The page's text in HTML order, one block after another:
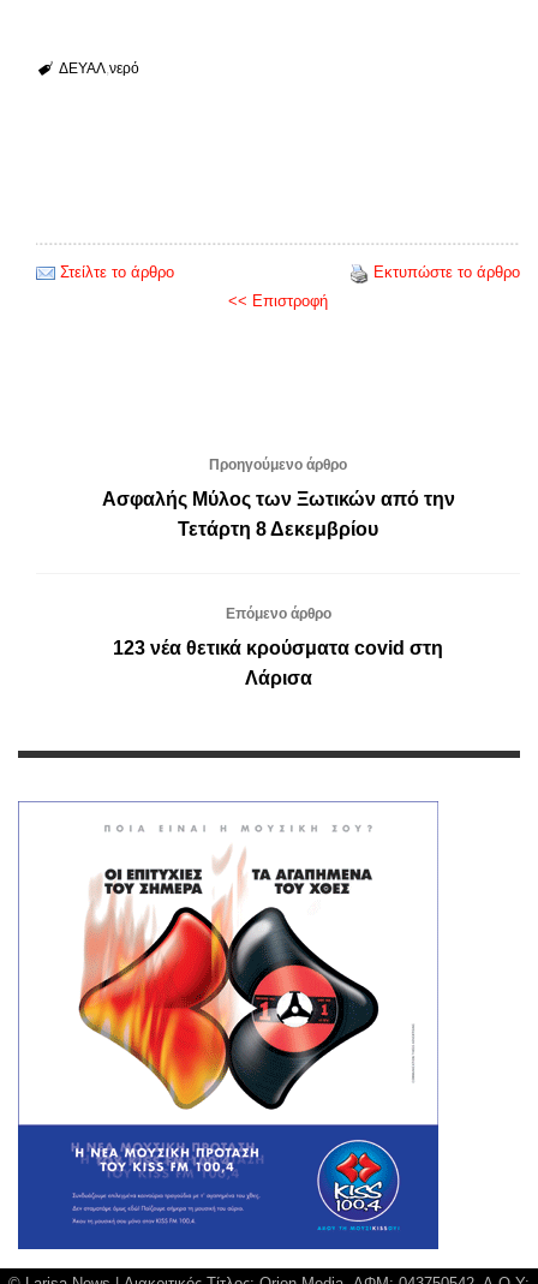
ΔΕΥΑΛ νερό
Στείλτε το άρθρο
Εκτυπώστε το άρθρο
<< Επιστροφή
Προηγούμενο άρθρο
Ασφαλής Μύλος των Ξωτικών από την
Τετάρτη 8 Δεκεμβρίου
Επόμενο άρθρο
123 νέα θετικά κρούσματα covid στη
Λάρισα